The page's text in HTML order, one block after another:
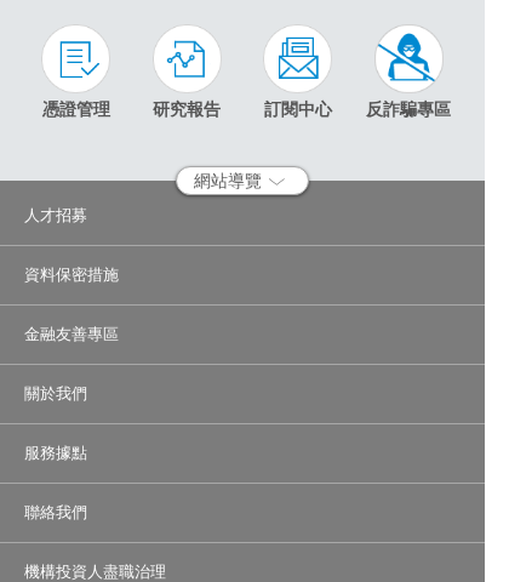
憑證管理 研究報告 訂閱中心 反詐騙專區
網站導覽
人才招募
資料保密措施
金融友善專區
關於我們
服務據點
聯絡我們
機構投資人盡職治理